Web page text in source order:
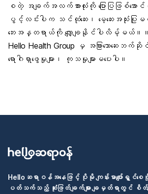
စတဲ့ အချက်အလက်အားလုံးကို ပြောပြဖြစ်အောင် ပ
ပွင့်လင်းပါက သင်ထုံဆေး၊ မေ့ဆေးအသုံးပြု
ဘေးအန္တရာယ်ကို လျှော့ချနိုင်ပါလိမ့်မယ်။။
Hello Health Group မှ အခြားသောဆေးဘက်ဆို
ရောဂါရှာဖွေမှုများ၊ ကုသမှုများမပေးပါ။
Helloဆရာဝန်အနေဖြင့် ပိုမို ကျန်းမာပျော်ရွှင်စေ
ပတ်သက်သည့် ဆုံးဖြတ်ချက်များ ချမှတ်ရာတွင် စိတ်ချရ